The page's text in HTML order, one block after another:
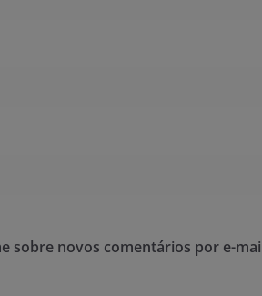
sobre novos comentários por e-